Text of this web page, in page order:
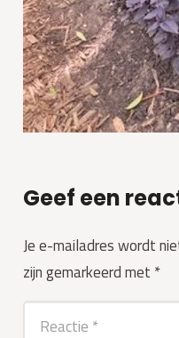
Geef een
Je e-mailadres wordt
zijn gemarkeerd met *